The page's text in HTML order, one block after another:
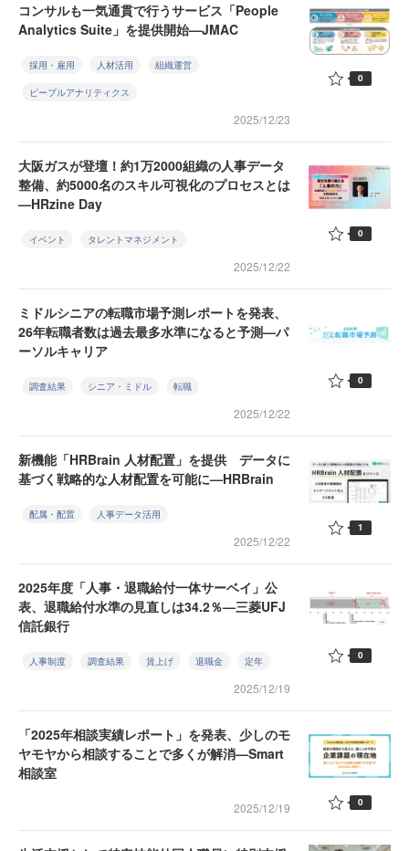
コンサルも一気通貫で行うサービス「People
Analytics Suite」を提供開始—JMAC
採用・雇用 人材活用 組織運営
ピープルアナリティクス
2025/12/23
0
大阪ガスが登壇！約1万2000組織の人事データ
整備、約5000名のスキル可視化のプロセスとは
—HRzine Day
イベント タレントマネジメント
2025/12/22
0
ミドルシニアの転職市場予測レポートを発表、
26年転職者数は過去最多水準になると予測—パ
ーソルキャリア
調査結果 シニア・ミドル 転職
2025/12/22
0
新機能「HRBrain 人材配置」を提供 データに
基づく戦略的な人材配置を可能に—HRBrain
配属・配置 人事データ活用
2025/12/22
1
2025年度「人事・退職給付一体サーベイ」公
表、退職給付水準の見直しは34.2％—三菱UFJ
信託銀行
人事制度 調査結果 賃上げ 退職金 定年
2025/12/19
0
「2025年相談実績レポート」を発表、少しのモ
ヤモヤから相談することで多くが解消—Smart
相談室
2025/12/19 0